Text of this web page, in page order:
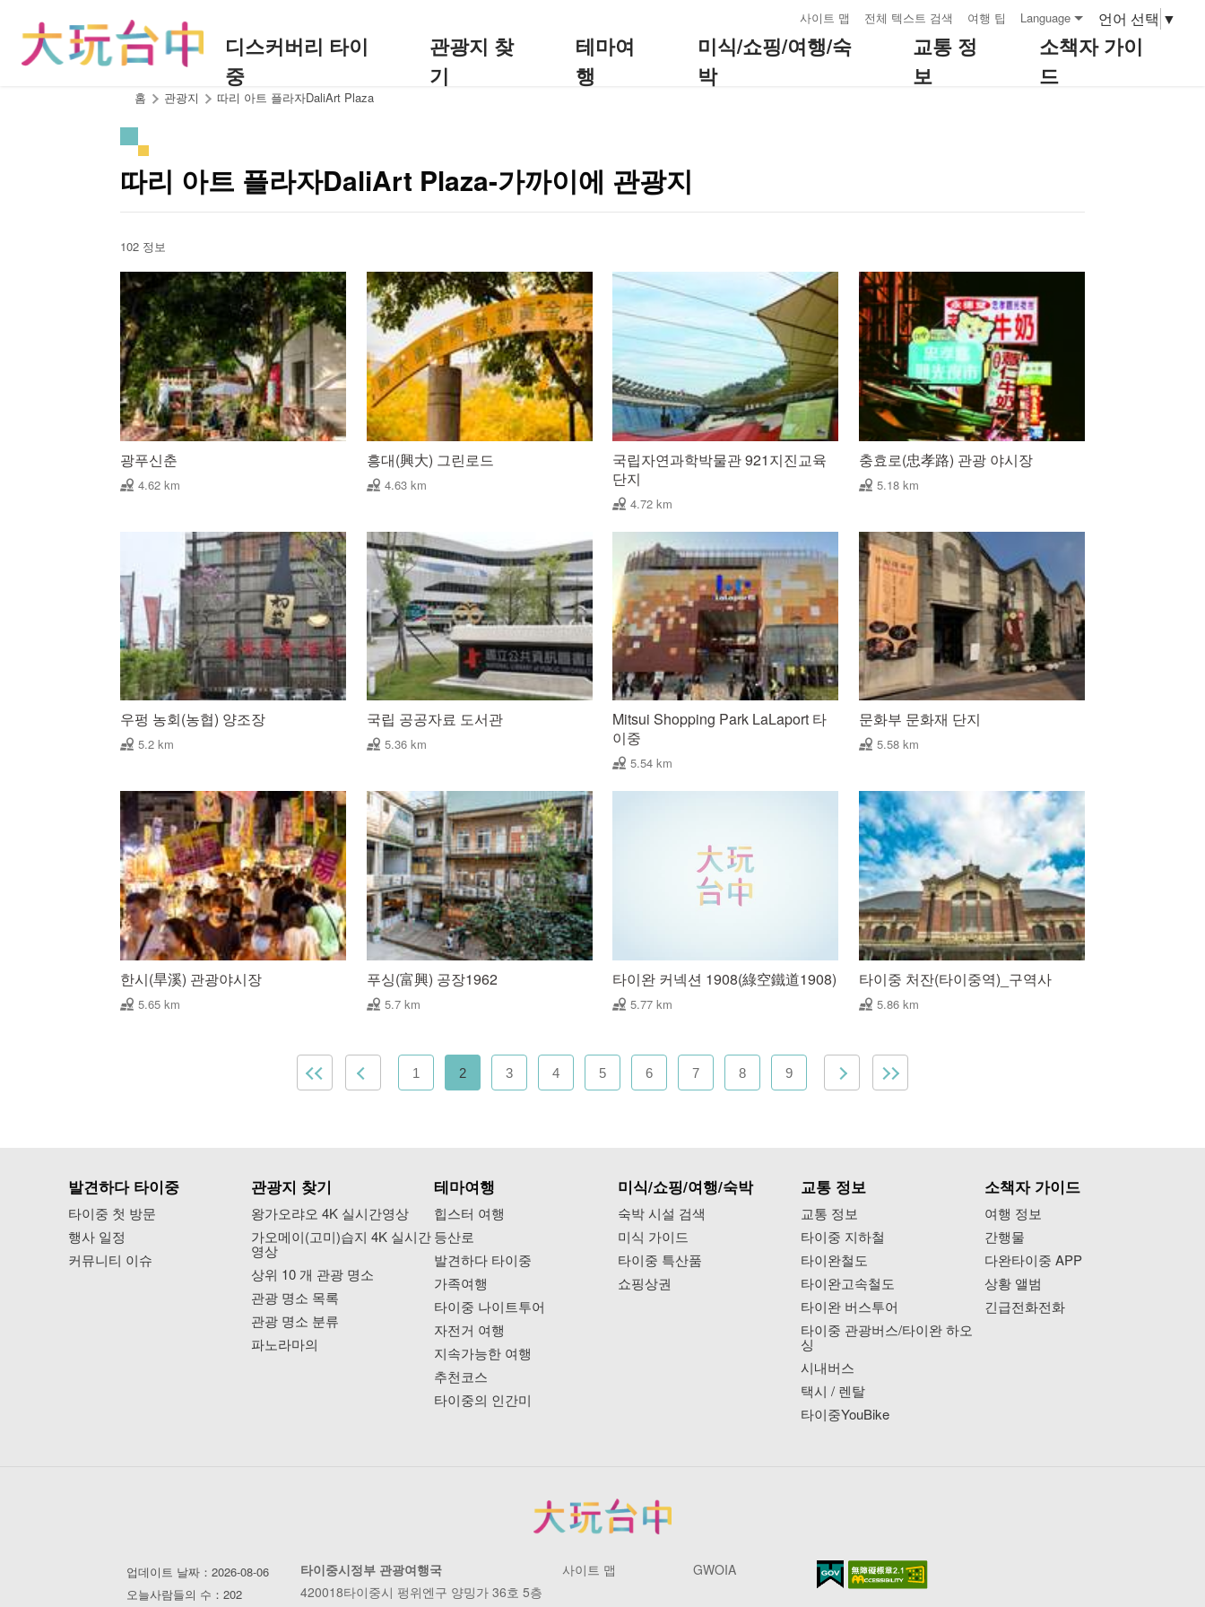
사이트 맵 전체 텍스트 검색 여행 팁 Language 언어 선택 ▼
디스커버리 타이
중
관광지 찾
기
테마여
행
미식/쇼핑/여행/숙
박
교통 정
보
소책자 가이
드
홈 관광지 따리 아트 플라자DaliArt Plaza
따리 아트 플라자DaliArt Plaza-가까이에 관광지
102 정보
광푸신춘
4.62 km
흥대(興大) 그린로드
4.63 km
국립자연과학박물관 921지진교육
단지
4.72 km
충효로(忠孝路) 관광 야시장
5.18 km
우펑 농회(농협) 양조장
5.2 km
국립 공공자료 도서관
5.36 km
Mitsui Shopping Park LaLaport 타
이중
5.54 km
문화부 문화재 단지
5.58 km
한시(旱溪) 관광야시장
5.65 km
푸싱(富興) 공장1962
5.7 km
타이완 커넥션 1908(綠空鐵道1908)
5.77 km
타이중 처잔(타이중역)_구역사
5.86 km
1 2 3 4 5 6 7 8 9
발견하다 타이중
타이중 첫 방문
행사 일정
커뮤니티 이슈
관광지 찾기
왕가오랴오 4K 실시간영상
가오메이(고미)습지 4K 실시간
영상
상위 10 개 관광 명소
관광 명소 목록
관광 명소 분류
파노라마의
테마여행
힙스터 여행
등산로
발견하다 타이중
가족여행
타이중 나이트투어
자전거 여행
지속가능한 여행
추천코스
타이중의 인간미
미식/쇼핑/여행/숙박
숙박 시설 검색
미식 가이드
타이중 특산품
쇼핑상권
교통 정보
교통 정보
타이중 지하철
타이완철도
타이완고속철도
타이완 버스투어
타이중 관광버스/타이완 하오
싱
시내버스
택시 / 렌탈
타이중YouBike
소책자 가이드
여행 정보
간행물
다완타이중 APP
상황 앨범
긴급전화전화
업데이트 날짜：2026-08-06
오늘사람들의 수：202
타이중시정부 관광여행국
420018타이중시 펑위엔구 양밍가 36호 5층
사이트 맵 GWOIA